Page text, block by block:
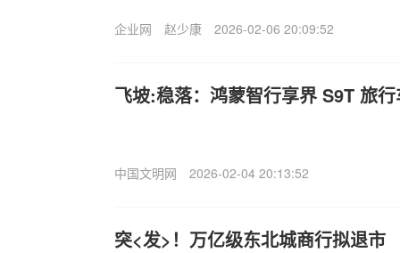
企业网 赵少康 2026-02-06 20:09:52
飞坡:稳落：鸿蒙智行享界 S9T 旅
中国文明网 2026-02-04 20:13:52
突<发>！万亿级东北城商行拟退市